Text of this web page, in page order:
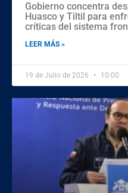
Gobierno concentra
Huasco y Tiltil para
críticas del sistema
LEER MÁS »
19 de Julio de 2026 10:00